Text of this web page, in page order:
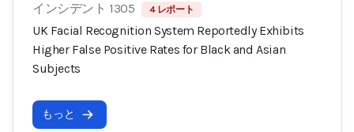
インシデント 1305 4 レポート
UK Facial Recognition System Reportedly Exhibits
Higher False Positive Rates for Black and Asian
Subjects
もっと